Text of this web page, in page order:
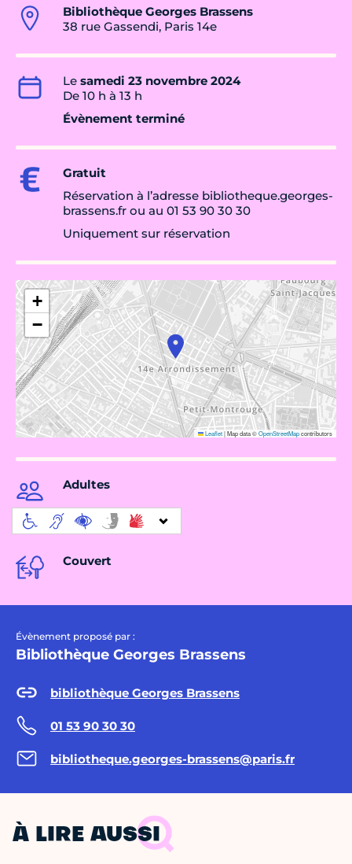
Bibliothèque Georges Brassens
38 rue Gassendi, Paris 14e
Le samedi 23 novembre 2024
De 10 h à 13 h
Évènement terminé
Gratuit
Réservation à l’adresse bibliotheque.georges-
brassens.fr ou au 01 53 90 30 30
Uniquement sur réservation
+
−
Leaflet|Map data ©OpenStreetMapcontributors
Adultes
Couvert
Évènement proposé par :
Bibliothèque Georges Brassens
bibliothèque Georges Brassens
01 53 90 30 30
bibliotheque.georges-brassens@paris.fr
À LIRE AUSSI